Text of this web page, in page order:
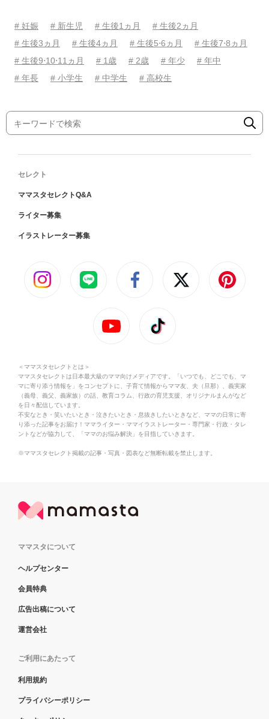
# 妊娠 # 新生児 # 生後1ヵ月
# 生後2ヵ月
# 生後3ヵ月
# 生後4ヵ月 # 生後5⋅6ヵ月
# 生後7⋅8ヵ月
# 生後9⋅10⋅11ヵ月
# 1歳 # 2歳 # 年少
# 年中
# 年長
# 小学生 # 中学生 # 高校生
セレクト
ママスタセレクトQ&A
ライター募集
イラストレーター募集
＜ママスタセレクトとは＞
ママスタセレクトは日本最大級のママ向けメディアです。「いつでも、どこでも、マ
マに寄り添う情報を」をコンセプトに、子育て情報からママ友、夫（旦那）、義実家
（義母、義父、義家族）の話、教育コラム、行政の育児支援、オリジナルまんがなど
を日々配信しています。
不安なとき・笑いたいとき・泣きたいとき・息抜きしたいときなど、ママの日常に寄
り添った記事をお届け！ママライター・ママイラストレーター・専門家・行政・タレ
ントなどが協力して、「ママのお悩み解決」を目指していきます。
※ママスタセレクト掲載の記事・写真・図表など無断転載を禁止します。
ママスタについて
ヘルプセンター
会員特典
広告出稿について
運営会社
ご利用にあたって
利用規約
プライバシーポリシー